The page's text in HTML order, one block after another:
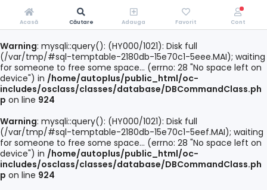
Warning: mysqli::query(): (HY000/1021): Disk full
(/var/tmp/#sql-temptable-2180db-15e70c1-5eee.MAI); waiting
for someone to free some space... (errno: 28 "No space left on
device") in /home/autoplus/public_html/oc-
includes/osclass/classes/database/DBCommandClass.ph
p on line 924
Warning: mysqli::query(): (HY000/1021): Disk full
(/var/tmp/#sql-temptable-2180db-15e70c1-5eef.MAI); waiting
for someone to free some space... (errno: 28 "No space left on
device") in /home/autoplus/public_html/oc-
includes/osclass/classes/database/DBCommandClass.ph
p on line 924
Acasă Căutare Adauga Favorit Cont